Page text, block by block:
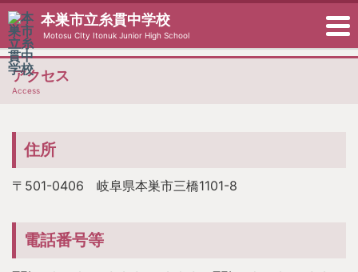
本巣市立糸貫中学校
Motosu CIty Itonuk Junior High School
アクセス
Access
住所
〒501-0406 岐阜県本巣市三橋1101-8
電話番号等